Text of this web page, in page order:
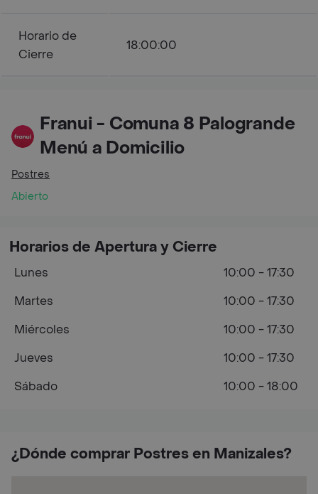
Horario de
Cierre
18:00:00
Franui - Comuna 8 Palogrande
Menú a Domicilio
Postres
Abierto
¿Dónde comprar Postres en Manizales?
Horarios de Apertura y Cierre
Lunes
10:00 - 17:30
Martes
10:00 - 17:30
Miércoles
10:00 - 17:30
Jueves
10:00 - 17:30
Sábado
10:00 - 18:00